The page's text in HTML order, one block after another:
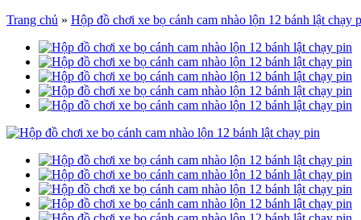
Trang chủ » Hộp đồ chơi xe bọ cánh cam nhào lộn 12 bánh lật chạy